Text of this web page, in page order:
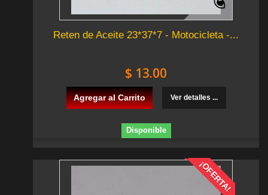
Reten de Aceite 23*37*7 - Motocicleta -...
$ 13.00
Agregar al Carrito Ver detalles ...
Disponible
¡OFERTA!